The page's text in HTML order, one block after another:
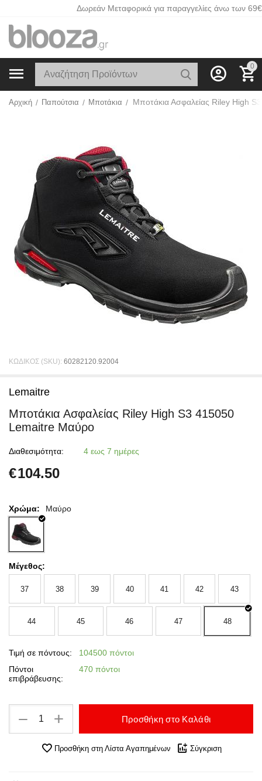
Δωρεάν Μεταφορικά για παραγγελίες άνω των 69€
0
Αρχική / Παπούτσια / Μποτάκια /
ΚΩΔΙΚΟΣ (SKU): 60282120.92004
Lemaitre
Μποτάκια Ασφαλείας Riley High S3 415050
Lemaitre Μαύρο
Διαθεσιμότητα: 4 εως 7 ημέρες
€104.50
Χρώμα: Μαύρο
Μέγεθος:
37 38 39 40 41 42 43
44 45 46 47 48
Τιμή σε πόντους:
104500 πόντοι
Πόντοι
επιβράβευσης:
470 πόντοι
+
− Προσθήκη στο Καλάθι
Προσθήκη στη Λίστα Αγαπημένων Σύγκριση